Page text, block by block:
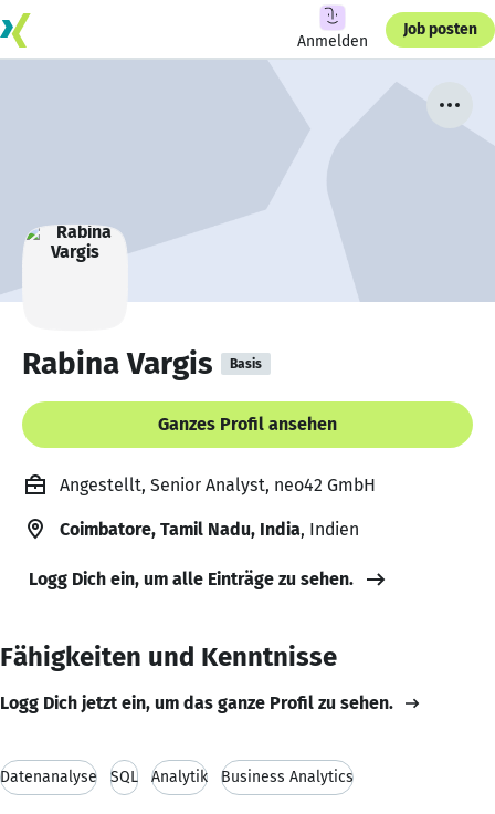
Anmelden
Job posten
Rabina Vargis Basis
Ganzes Profil ansehen
Angestellt, Senior Analyst, neo42 GmbH
Coimbatore, Tamil Nadu, India, Indien
Logg Dich ein, um alle Einträge zu sehen.
Fähigkeiten und Kenntnisse
Logg Dich jetzt ein, um das ganze Profil zu sehen.
Datenanalyse SQL Analytik Business Analytics